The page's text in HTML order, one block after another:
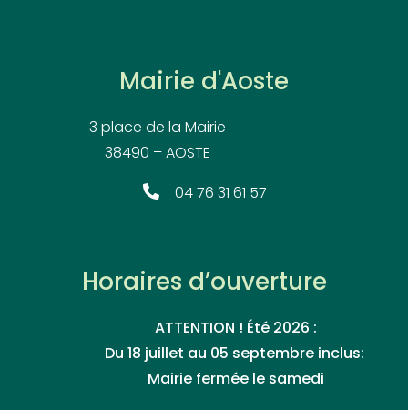
Mairie d'Aoste
3 place de la Mairie
38490 – AOSTE
04 76 31 61 57
Horaires d’ouverture
ATTENTION ! Été 2026 :
Du 18 juillet au 05 septembre inclus:
Mairie fermée le samedi